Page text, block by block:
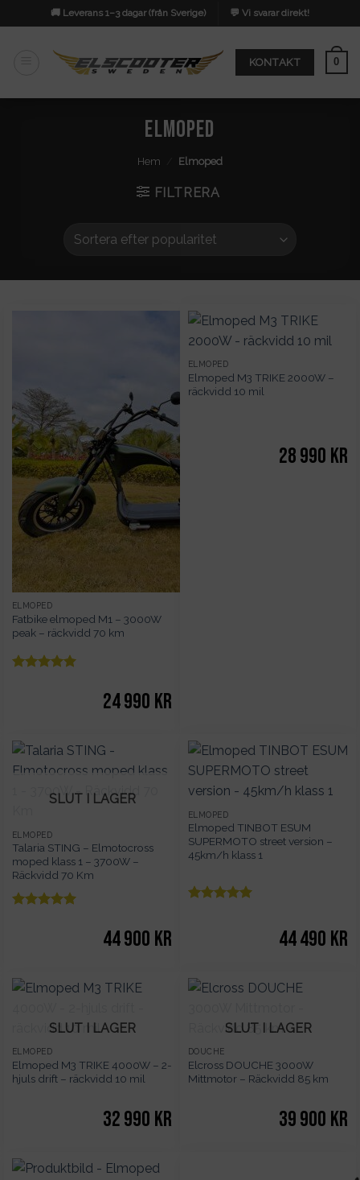
to
🚚 Leverans 1–3 dagar (från Sverige) 💬 Vi svarar direkt!
KONTAKT 0
Elmoped
Hem Elmoped
FILTRERA
ELMOPED
Fatbike elmoped M1 – 3000W
peak – räckvidd 70 km
24 990 kr
ELMOPED
Elmoped M3 TRIKE 2000W –
räckvidd 10 mil
28 990 kr
SLUT I LAGER
ELMOPED
Talaria STING – Elmotocross
moped klass 1 – 3700W –
Räckvidd 70 Km
44 900 kr
ELMOPED
Elmoped TINBOT ESUM
SUPERMOTO street version –
45km/h klass 1
44 490 kr
SLUT I LAGER
ELMOPED
Elmoped M3 TRIKE 4000W – 2-
hjuls drift – räckvidd 10 mil
32 990 kr
SLUT I LAGER
DOUCHE
Elcross DOUCHE 3000W
Mittmotor – Räckvidd 85 km
39 900 kr